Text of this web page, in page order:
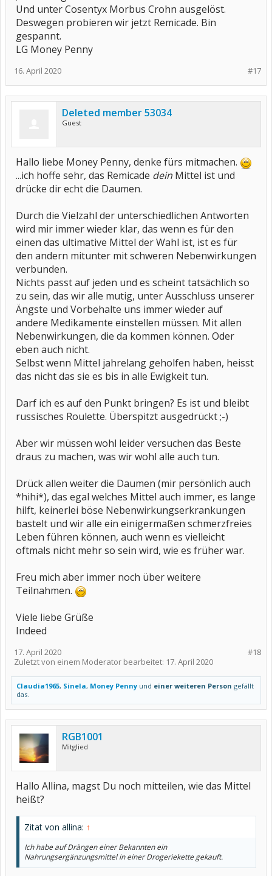
Und unter Cosentyx Morbus Crohn ausgelöst.
Deswegen probieren wir jetzt Remicade. Bin
gespannt.
LG Money Penny
#17
16. April 2020
Deleted member 53034
Guest
Hallo liebe Money Penny, denke fürs mitmachen.
...ich hoffe sehr, das Remicade dein Mittel ist und
drücke dir echt die Daumen.
Durch die Vielzahl der unterschiedlichen Antworten
wird mir immer wieder klar, das wenn es für den
einen das ultimative Mittel der Wahl ist, ist es für
den andern mitunter mit schweren Nebenwirkungen
verbunden.
Nichts passt auf jeden und es scheint tatsächlich so
zu sein, das wir alle mutig, unter Ausschluss unserer
Ängste und Vorbehalte uns immer wieder auf
andere Medikamente einstellen müssen. Mit allen
Nebenwirkungen, die da kommen können. Oder
eben auch nicht.
Selbst wenn Mittel jahrelang geholfen haben, heisst
das nicht das sie es bis in alle Ewigkeit tun.
Darf ich es auf den Punkt bringen? Es ist und bleibt
russisches Roulette. Überspitzt ausgedrückt ;-)
Aber wir müssen wohl leider versuchen das Beste
draus zu machen, was wir wohl alle auch tun.
Drück allen weiter die Daumen (mir persönlich auch
*hihi*), das egal welches Mittel auch immer, es lange
hilft, keinerlei böse Nebenwirkungserkrankungen
bastelt und wir alle ein einigermaßen schmerzfreies
Leben führen können, auch wenn es vielleicht
oftmals nicht mehr so sein wird, wie es früher war.
Freu mich aber immer noch über weitere
Teilnahmen.
Viele liebe Grüße
Indeed
#18
17. April 2020
Zuletzt von einem Moderator bearbeitet: 17. April 2020
Claudia1965, Sinela, Money Penny und einer weiteren Person gefällt
das.
RGB1001
Mitglied
Hallo Allina, magst Du noch mitteilen, wie das Mittel
heißt?
Zitat von allina: ↑
Ich habe auf Drängen einer Bekannten ein
Nahrungsergänzungsmittel in einer Drogeriekette gekauft.